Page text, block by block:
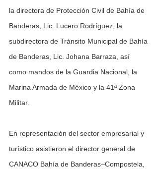
la directora de Protección Civil de Bahía de
Banderas, Lic. Lucero Rodríguez, la
subdirectora de Tránsito Municipal de Bahía
de Banderas, Lic. Johana Barraza, así
como mandos de la Guardia Nacional, la
Marina Armada de México y la 41ª Zona
Militar.
En representación del sector empresarial y
turístico asistieron el director general de
CANACO Bahía de Banderas–Compostela,